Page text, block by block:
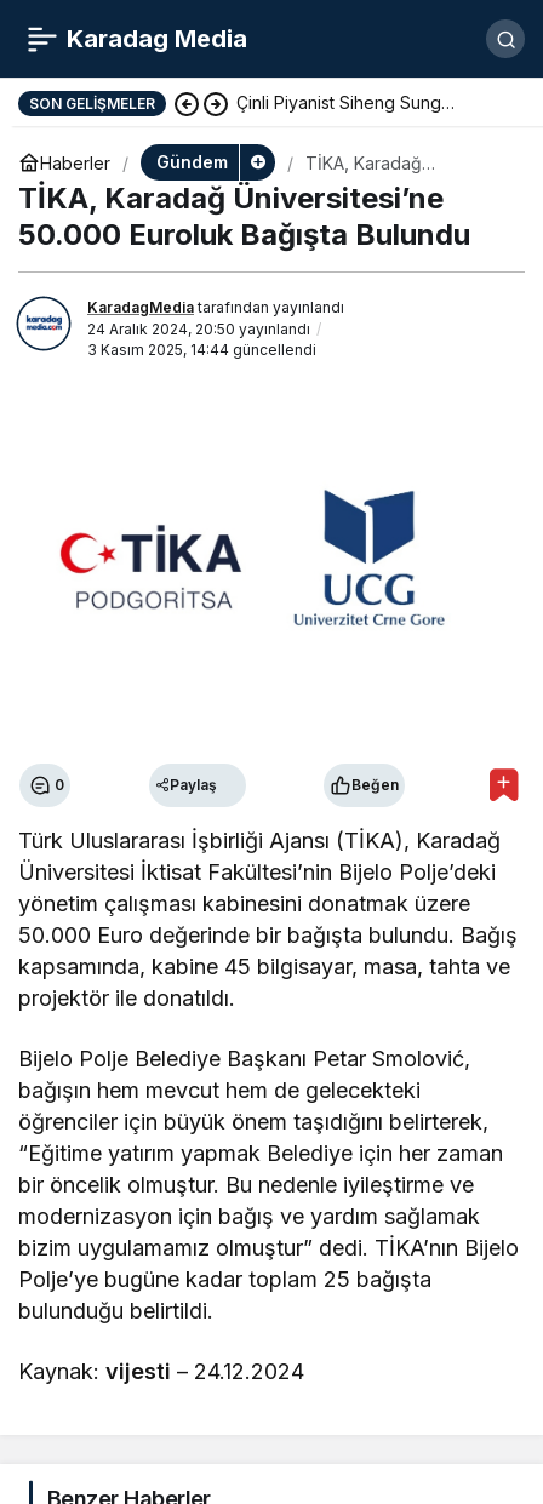
Karadag Media
SON GELIŞMELER Çinli Piyanist Siheng Sung
KotorArt Festivalinde Sahne Alıyor
Haberler Gündem
TİKA, Karadağ
Üniversitesi’ne 50.000
Euroluk Bağışta Bulundu
TİKA, Karadağ Üniversitesi’ne
50.000 Euroluk Bağışta Bulundu
KaradagMediatarafından yayınlandı
24 Aralık 2024, 20:50 yayınlandı
3 Kasım 2025, 14:44 güncellendi
0 Paylaş Beğen
Türk Uluslararası İşbirliği Ajansı (TİKA), Karadağ
Üniversitesi İktisat Fakültesi’nin Bijelo Polje’deki
yönetim çalışması kabinesini donatmak üzere
50.000 Euro değerinde bir bağışta bulundu. Bağış
kapsamında, kabine 45 bilgisayar, masa, tahta ve
projektör ile donatıldı.
Bijelo Polje Belediye Başkanı Petar Smolović,
bağışın hem mevcut hem de gelecekteki
öğrenciler için büyük önem taşıdığını belirterek,
“Eğitime yatırım yapmak Belediye için her zaman
bir öncelik olmuştur. Bu nedenle iyileştirme ve
modernizasyon için bağış ve yardım sağlamak
bizim uygulamamız olmuştur” dedi. TİKA’nın Bijelo
Polje’ye bugüne kadar toplam 25 bağışta
bulunduğu belirtildi.
Kaynak:vijesti – 24.12.2024
Benzer Haberler